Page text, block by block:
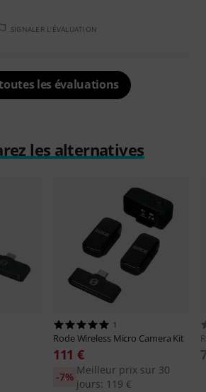
SIGNALER L'ÉVALUATION
les évaluations
les alternatives
1
RodeWireless Micro Camera Kit
111 €
Meilleur prix sur 30
jours: 119 €
-7%